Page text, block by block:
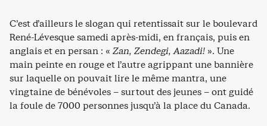
C’est d’ailleurs le slogan qui retentissait sur le boulevard
René-Lévesque samedi après-midi, en français, puis en
anglais et en persan : « Zan, Zendegi, Aazadi! ». Une
main peinte en rouge et l’autre agrippant une bannière
sur laquelle on pouvait lire le même mantra, une
vingtaine de bénévoles – surtout des jeunes – ont guidé
la foule de 7000 personnes jusqu’à la place du Canada.